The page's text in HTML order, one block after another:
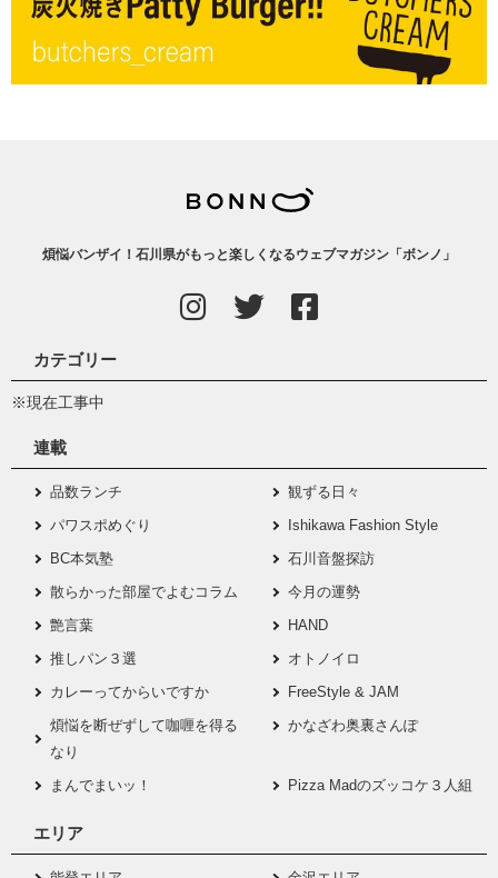
煩悩バンザイ！石川県がもっと楽しくなるウェブマガジン「ボンノ」
カテゴリー
※現在工事中
連載
品数ランチ
観ずる日々
パワスポめぐり
Ishikawa Fashion Style
BC本気塾
石川音盤探訪
散らかった部屋でよむコラム
今月の運勢
艶言葉
HAND
推しパン３選
オトノイロ
カレーってからいですか
FreeStyle & JAM
煩悩を断ぜずして咖喱を得る
なり
かなざわ奥裏さんぽ
まんでまいッ！ Pizza Madのズッコケ３人組
エリア